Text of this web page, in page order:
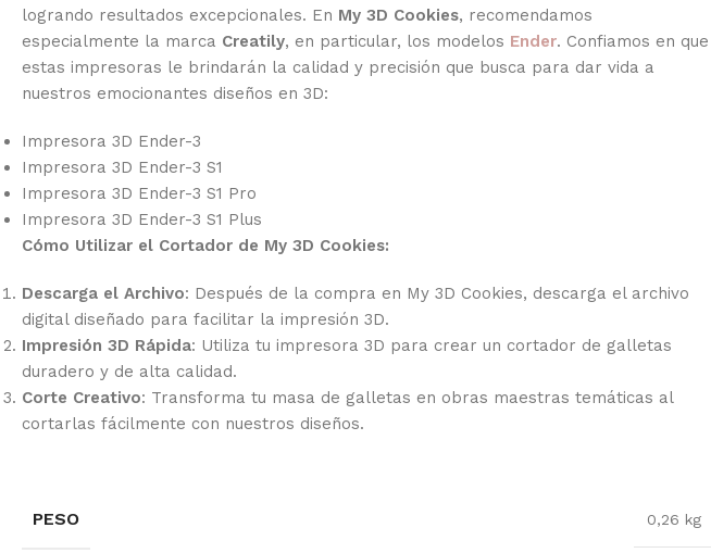
logrando resultados excepcionales. En My 3D Cookies, recomendamos
especialmente la marca Creatily, en particular, los modelos Ender. Confiamos en que
estas impresoras le brindarán la calidad y precisión que busca para dar vida a
nuestros emocionantes diseños en 3D:
Impresora 3D Ender-3
Impresora 3D Ender-3 S1
Impresora 3D Ender-3 S1 Pro
Impresora 3D Ender-3 S1 Plus
Cómo Utilizar el Cortador de My 3D Cookies:
Descarga el Archivo: Después de la compra en My 3D Cookies, descarga el archivo
digital diseñado para facilitar la impresión 3D.
Impresión 3D Rápida: Utiliza tu impresora 3D para crear un cortador de galletas
duradero y de alta calidad.
Corte Creativo: Transforma tu masa de galletas en obras maestras temáticas al
cortarlas fácilmente con nuestros diseños.
PESO 0,26 kg